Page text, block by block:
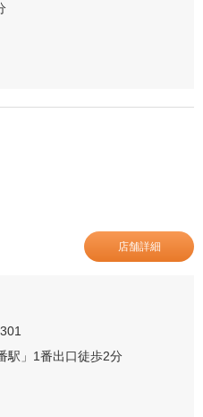
店舗詳細
駅」1番出口徒歩2分